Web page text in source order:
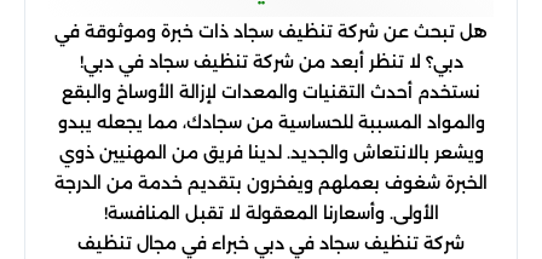
هل تبحث عن شركة تنظيف سجاد ذات خبرة وموثوقة في
دبي؟ لا تنظر أبعد من شركة تنظيف سجاد في دبي!
نستخدم أحدث التقنيات والمعدات لإزالة الأوساخ والبقع
والمواد المسببة للحساسية من سجادك، مما يجعله يبدو
ويشعر بالانتعاش والجديد. لدينا فريق من المهنيين ذوي
الخبرة شغوف بعملهم ويفخرون بتقديم خدمة من الدرجة
الأولى. وأسعارنا المعقولة لا تقبل المنافسة!
شركة تنظيف سجاد في دبي خبراء في مجال تنظيف